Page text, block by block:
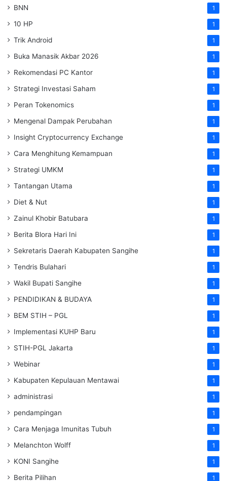
BNN 1
10 HP 1
Trik Android 1
Buka Manasik Akbar 2026 1
Rekomendasi PC Kantor 1
Strategi Investasi Saham 1
Peran Tokenomics 1
Mengenal Dampak Perubahan 1
Insight Cryptocurrency Exchange 1
Cara Menghitung Kemampuan 1
Strategi UMKM 1
Tantangan Utama 1
Diet & Nut 1
Zainul Khobir Batubara 1
Berita Blora Hari Ini 1
Sekretaris Daerah Kabupaten Sangihe 1
Tendris Bulahari 1
Wakil Bupati Sangihe 1
PENDIDIKAN & BUDAYA 1
BEM STIH – PGL 1
Implementasi KUHP Baru 1
STIH-PGL Jakarta 1
Webinar 1
Kabupaten Kepulauan Mentawai 1
administrasi 1
pendampingan 1
Cara Menjaga Imunitas Tubuh 1
Melanchton Wolff 1
KONI Sangihe 1
Berita Pilihan 1